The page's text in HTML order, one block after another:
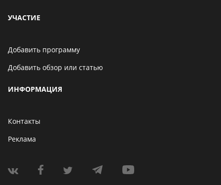
УЧАСТИЕ
Добавить программу
Добавить обзор или статью
ИНФОРМАЦИЯ
Контакты
Реклама